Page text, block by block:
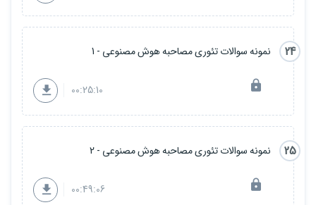
24 نمونه سوالات تئوری مصاحبه هوش مصنوعی - 1
00:25:10
25 نمونه سوالات تئوری مصاحبه هوش مصنوعی - 2
00:49:06